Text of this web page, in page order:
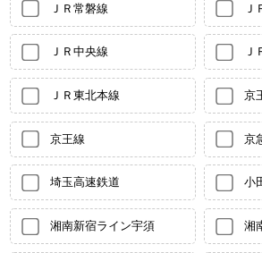
ＪＲ常磐線
ＪＲ中央線 Ｊ
ＪＲ東北本線 京
京王線 京
埼玉高速鉄道 小
湘南新宿ライン宇須 湘